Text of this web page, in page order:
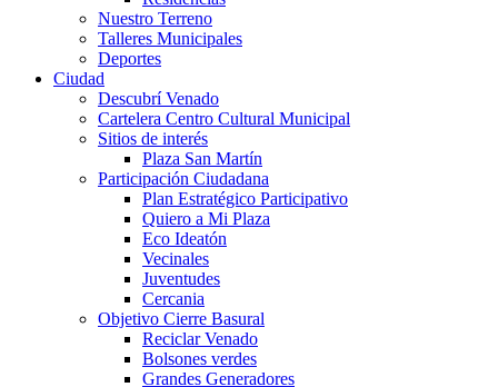
Nuestro Terreno
Talleres Municipales
Deportes
Ciudad
Descubrí Venado
Cartelera Centro Cultural Municipal
Sitios de interés
Plaza San Martín
Participación Ciudadana
Plan Estratégico Participativo
Quiero a Mi Plaza
Eco Ideatón
Vecinales
Juventudes
Cercania
Objetivo Cierre Basural
Reciclar Venado
Bolsones verdes
Grandes Generadores